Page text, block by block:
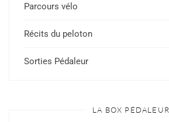
Parcours vélo
Récits du peloton
Sorties Pédaleur
LA BOX PÉDALEUR